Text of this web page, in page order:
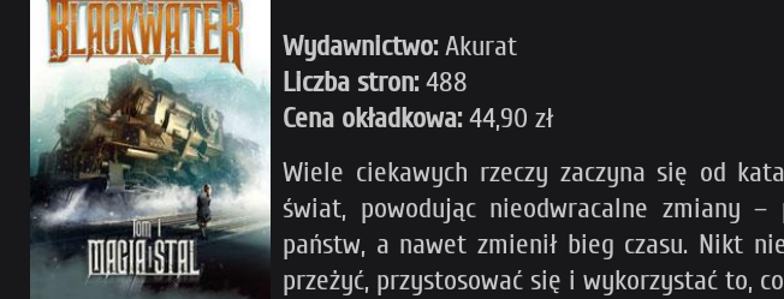
Wydawnictwo: Akurat
Liczba stron: 488
Cena okładkowa: 44,90 zł
Wiele ciekawych rzeczy zaczyna się od
świat, powodując nieodwracalne zmiany –
państw, a nawet zmienił bieg czasu. Nikt
przeżyć, przystosować się i wykorzystać to, co